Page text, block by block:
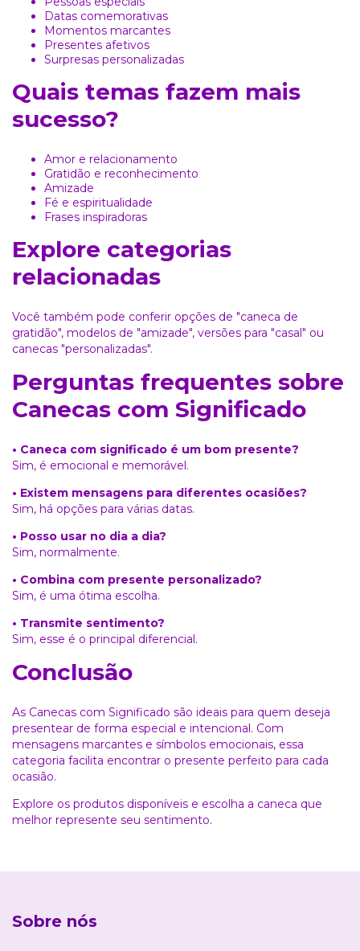
Datas comemorativas
Momentos marcantes
Presentes afetivos
Surpresas personalizadas
Quais temas fazem mais
sucesso?
Amor e relacionamento
Gratidão e reconhecimento
Amizade
Fé e espiritualidade
Frases inspiradoras
Explore categorias
relacionadas
Você também pode conferir opções de "caneca de
gratidão", modelos de "amizade", versões para "casal" ou
canecas "personalizadas".
Perguntas frequentes sobre
Canecas com Significado
• Caneca com significado é um bom presente?
Sim, é emocional e memorável.
• Existem mensagens para diferentes ocasiões?
Sim, há opções para várias datas.
• Posso usar no dia a dia?
Sim, normalmente.
• Combina com presente personalizado?
Sim, é uma ótima escolha.
• Transmite sentimento?
Sim, esse é o principal diferencial.
Conclusão
As Canecas com Significado são ideais para quem deseja
presentear de forma especial e intencional. Com
mensagens marcantes e símbolos emocionais, essa
categoria facilita encontrar o presente perfeito para cada
ocasião.
Explore os produtos disponíveis e escolha a caneca que
melhor represente seu sentimento.
Sobre nós